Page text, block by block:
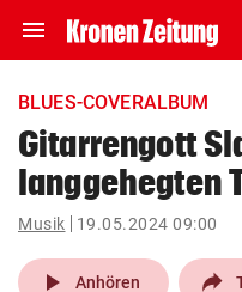
menu Navigation
ein-/ausklappen
account_circle Anmelden
pin_drop
Wien
BLUES-COVERALBUM
Gitarrengott
langgehegten
Musik 19.05.2024 09:00
play_arrow Anhören